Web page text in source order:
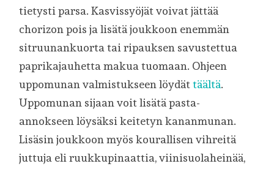
tietysti parsa. Kasvissyöjät voivat jättää
chorizon pois ja lisätä joukkoon enemmän
sitruunankuorta tai ripauksen savustettua
paprikajauhetta makua tuomaan. Ohjeen
uppomunan valmistukseen löydättäältä.
Uppomunan sijaan voit lisätä pasta-
annokseen löysäksi keitetyn kananmunan.
Lisäsin joukkoon myös kourallisen vihreitä
juttuja eli ruukkupinaattia, viinisuolaheinää,